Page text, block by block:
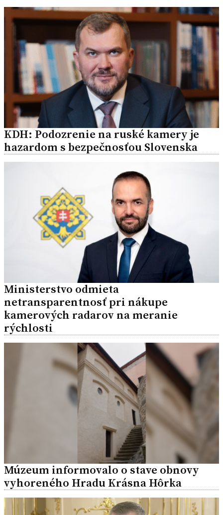
KDH: Podozrenie na ruské kamery je
hazardom s bezpečnosťou Slovenska
Ministerstvo odmieta
netransparentnosť pri nákupe
kamerových radarov na meranie
rýchlosti
Múzeum informovalo o stave obnovy
vyhoreného Hradu Krásna Hôrka